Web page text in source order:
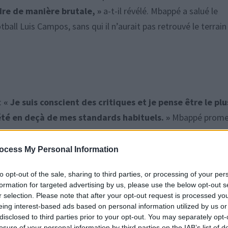
My Personal Information
opt-out of the sale, sharing to third parties, or processing of your
for targeted advertising by us, please use the below opt-out
selection. Please note that after your opt-out request is processed
interest-based ads based on personal information utilized by us
to third parties prior to your opt-out. You may separately
de manière brutale, » a-t-il révélé. Mbappé a salué le
Luis Campos, sans qui il n’aurait pas retrouvé le terrain
« Je suis conscient des critiques et je pense être le
en deçà de mes standards habituels. » Mbappé